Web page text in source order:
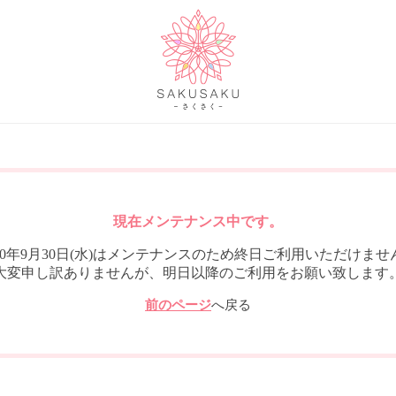
現在メンテナンス中です。
年9月30日(水)はメンテナンスのため終日ご利用いただけませ
変申し訳ありませんが、明日以降のご利用をお願い致します
前のページへ戻る